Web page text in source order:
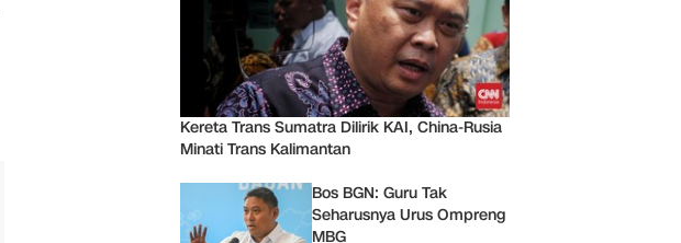
Kereta Trans Sumatra Dilirik KAI, China-Rusia
Minati Trans Kalimantan
Bos BGN: Guru Tak
Seharusnya Urus Ompreng
MBG